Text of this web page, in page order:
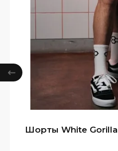
Шорты White Gorilla